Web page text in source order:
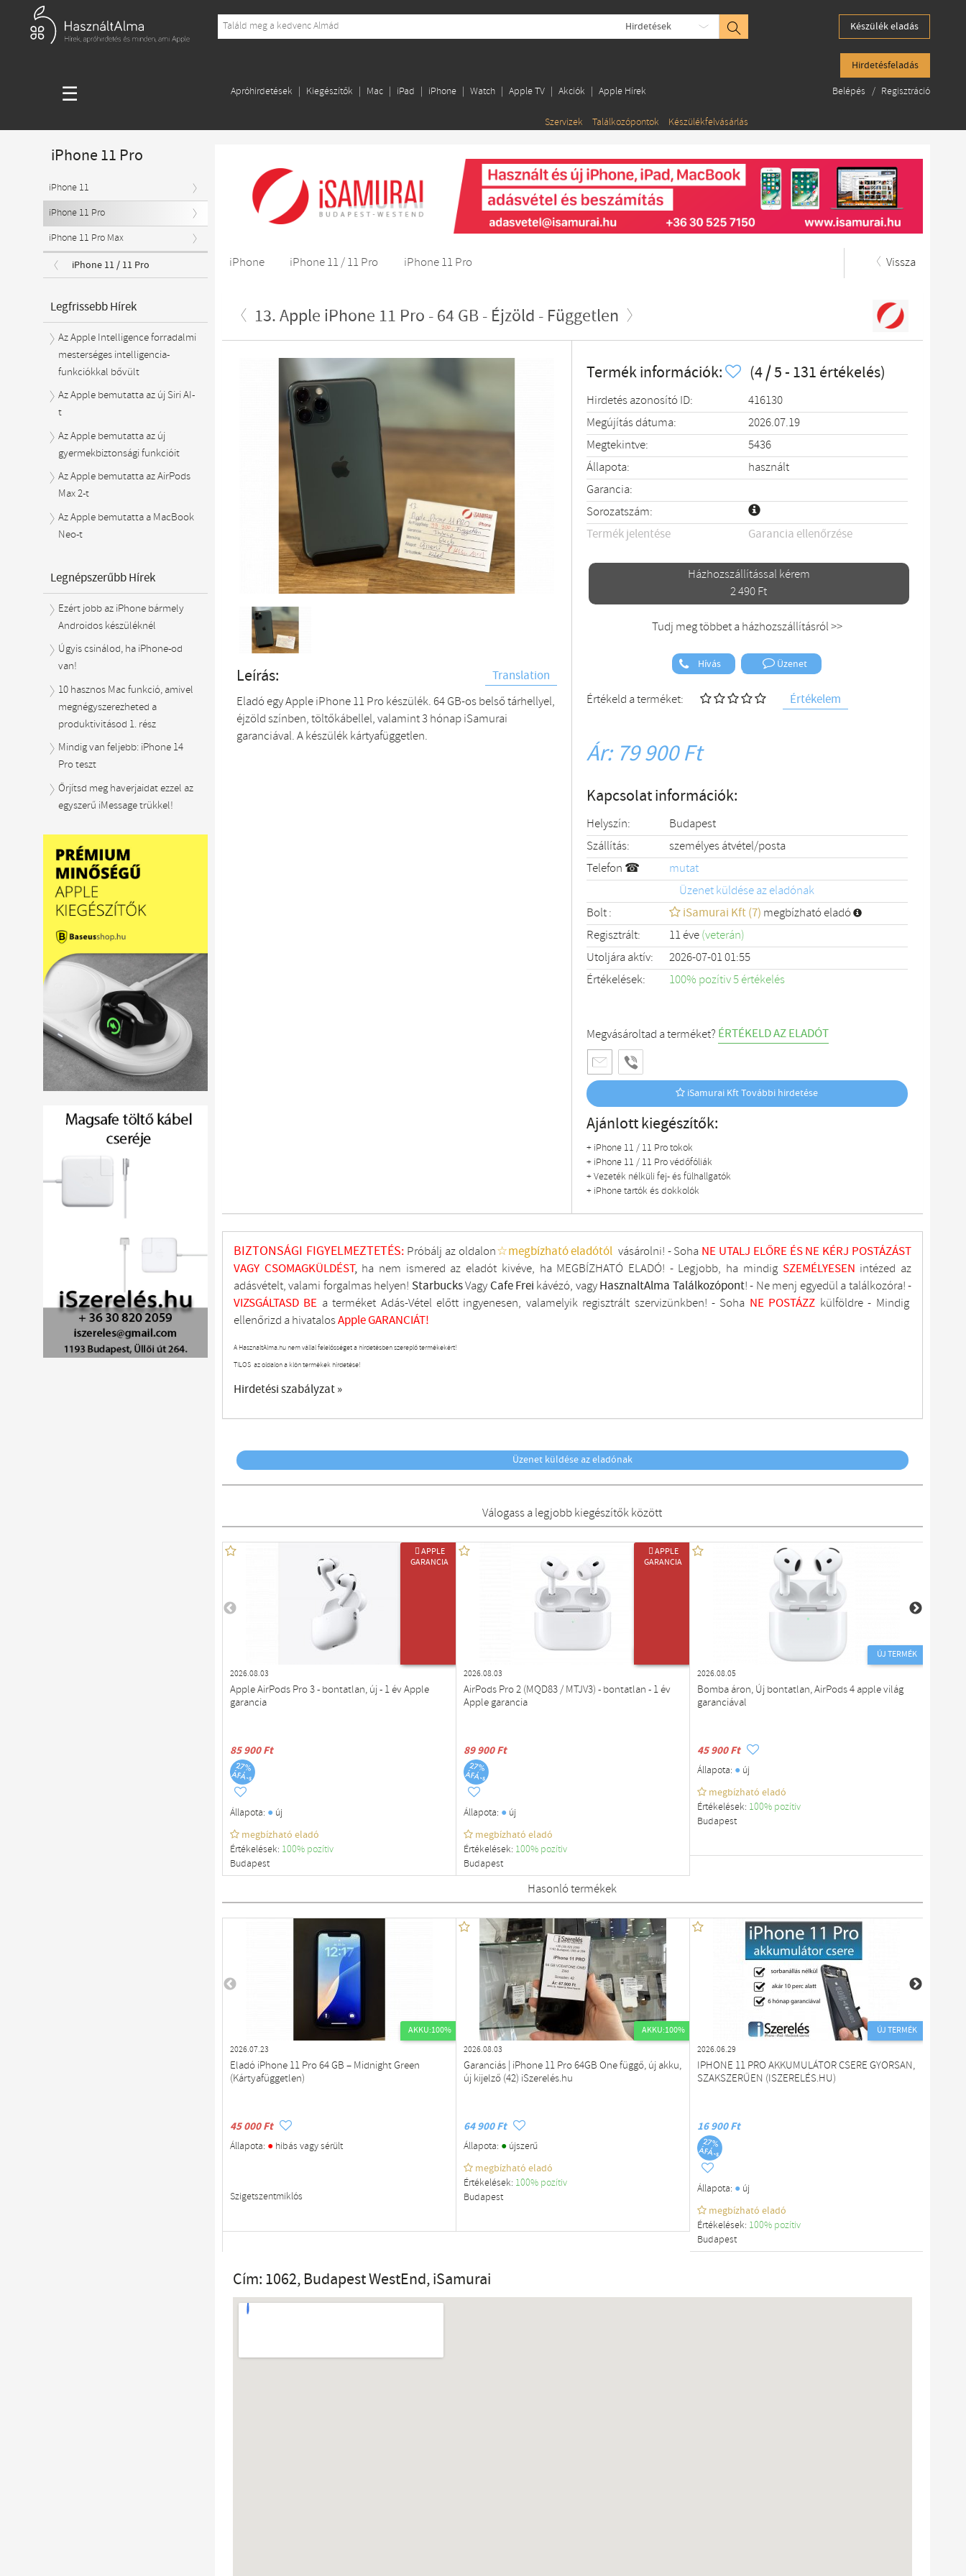
Hirdetések Készülék eladás
Hirdetésfeladás
☰ Apróhirdetések Kiegészítők Mac iPad iPhone Watch Apple TV Akciók Apple Hírek
Szervizek Találkozópontok Készülékfelvásárlás
Belépés / Regisztráció
iPhone iPhone 11 / 11 Pro iPhone 11 Pro Vissza
13. Apple iPhone 11 Pro - 64 GB - Éjzöld - Független
Leírás:
Translation
Eladó egy Apple iPhone 11 Pro készülék. 64 GB-os belső tárhellyel,
éjzöld színben, töltőkábellel, valamint 3 hónap iSamurai
garanciával. A készülék kártyafüggetlen.
Termék információk: (4 / 5 - 131 értékelés)
Hirdetés azonosító ID:
416130
Megújítás dátuma:
2026.07.19
Megtekintve:
5436
Állapota:
használt
Garancia:
Sorozatszám:
Termék jelentése
Garancia ellenőrzése
Házhozszállítással kérem
2 490 Ft
Tudj meg többet a házhozszállításról >>
Hívás Üzenet
Értékeld a terméket: Értékelem
Ár: 79 900 Ft
Kapcsolat információk:
Helyszín:
Budapest
Szállítás:
személyes átvétel/posta
Telefon ☎
mutat
Üzenet küldése az eladónak
Bolt :
iSamurai Kft (7) megbízható eladó
Regisztrált:
11 éve(veterán)
Utoljára aktív:
2026-07-01 01:55
Értékelések:
100% pozítiv 5 értékelés
Megvásároltad a terméket? ÉRTÉKELD AZ ELADÓT
iSamurai Kft További hirdetése
Ajánlott kiegészítők:
+ iPhone 11 / 11 Pro tokok
+ iPhone 11 / 11 Pro védőfóliák
+ Vezeték nélküli fej- és fülhallgatók
+ iPhone tartók és dokkolók
BIZTONSÁGI FIGYELMEZTETÉS: Próbálj az oldalon☆megbízható eladótól vásárolni! - Soha NE UTALJ ELŐRE ÉS NE KÉRJ POSTÁZÁST
VAGY CSOMAGKÜLDÉST, ha nem ismered az eladót kivéve, ha MEGBÍZHATÓ ELADÓ! - Legjobb, ha mindig SZEMÉLYESEN intézed az
adásvételt, valami forgalmas helyen! StarbucksVagyCafe Frei kávézó, vagyHasznaltAlma Találkozópont!- Ne menj egyedül a találkozóra! -
VIZSGÁLTASD BE a terméket Adás-Vétel előtt ingyenesen, valamelyik regisztrált szervizünkben! - Soha NE POSTÁZZ külföldre- Mindig
ellenőrizd a hivatalosApple GARANCIÁT!
A HasznaltAlma.hu nem vállal felelősséget a hirdetésben szereplő termékekért!
TILOS az oldalon a klón termékek hirdetése!
Hirdetési szabályzat »
Üzenet küldése az eladónak
Válogass a legjobb kiegészítők között
 APPLE
GARANCIA
2026.08.03
Apple AirPods Pro 3 - bontatlan, új - 1 év Apple
garancia
85 900 Ft
Állapota: ●új
megbízható eladó
Értékelések: 100% pozítiv
Budapest
 APPLE
GARANCIA
2026.08.03
AirPods Pro 2 (MQD83 / MTJV3) - bontatlan - 1 év
Apple garancia
89 900 Ft
Állapota: ●új
megbízható eladó
Értékelések: 100% pozítiv
Budapest
ÚJ TERMÉK
2026.08.05
Bomba áron, Új bontatlan, AirPods 4 apple világ
garanciával
45 900 Ft
Állapota: ●új
megbízható eladó
Értékelések: 100% pozítiv
Budapest
Hasonló termékek
AKKU:100%
2026.07.23
Eladó iPhone 11 Pro 64 GB – Midnight Green
(Kártyafüggetlen)
45 000 Ft
Állapota: ●hibás vagy sérült
Szigetszentmiklós
AKKU:100%
2026.08.03
Garanciás | iPhone 11 Pro 64GB One függő, új akku,
új kijelző (42) iSzerelés.hu
64 900 Ft
Állapota: ●újszerű
megbízható eladó
Értékelések: 100% pozítiv
Budapest
ÚJ TERMÉK
2026.06.29
IPHONE 11 PRO AKKUMULÁTOR CSERE GYORSAN,
SZAKSZERŰEN (ISZERELÉS.HU)
16 900 Ft
Állapota: ●új
megbízható eladó
Értékelések: 100% pozítiv
Budapest
Cím: 1062, Budapest WestEnd, iSamurai
iPhone 11 Pro
iPhone 11
iPhone 11 Pro
iPhone 11 Pro Max
iPhone 11 / 11 Pro
Legfrissebb Hírek
Az Apple Intelligence forradalmi
mesterséges intelligencia-
funkciókkal bővült
Az Apple bemutatta az új Siri AI-
t
Az Apple bemutatta az új
gyermekbiztonsági funkcióit
Az Apple bemutatta az AirPods
Max 2-t
Az Apple bemutatta a MacBook
Neo-t
Legnépszerűbb Hírek
Ezért jobb az iPhone bármely
Androidos készüléknél
Úgyis csinálod, ha iPhone-od
van!
10 hasznos Mac funkció, amivel
megnégyszerezheted a
produktivitásod 1. rész
Mindig van feljebb: iPhone 14
Pro teszt
Őrjítsd meg haverjaidat ezzel az
egyszerű iMessage trükkel!